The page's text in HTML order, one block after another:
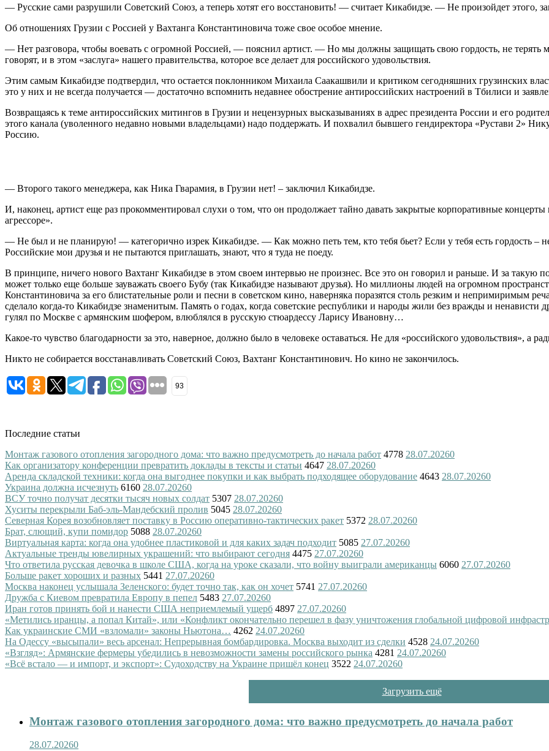
— Русские сами разрушили Советский Союз, а теперь хотят его восстановить! — считает Кикабидзе. — Не произойдет этого,
Об отношениях Грузии с Россией у Вахтанга Константиновича тоже свое особое мнение.
— Нет разговора, чтобы воевать с огромной Россией, — пояснил артист. — Но мы должны защищать свою гордость, не
говорят, и в этом «заслуга» нашего правительства, которое все делает для российского удовольствия.
Этим самым Кикабидзе подтвердил, что остается поклонником Михаила Саакашвили и критиком сегодняшних грузинских
это у них и не всегда получается — достаточно вспомнить недавнее обострение антироссийских настроений в Тбилиси и
Возвращаясь к теме антироссийских митингов в Грузии и нецензурных высказываниях в адрес президента России и его
этого канала (уволенного недавно новыми владельцами) надо поддержать. И похвалил бывшего гендиректора «Рустави 2»
Россию.
— Второго такого менеджера, как Ника Гварамия, в Грузии нет! – заключил Кикабидзе.
И, наконец, артист еще раз прокомментировал слухи о том, что он продолжает тайно давать закрытые корпоративные концерты
агрессоре».
— Не был и не планирую! — категорично изрек Кикабидзе. — Как можно петь тем, кто тебя бьет? Если у тебя есть гордость –
Российские мои друзья и не пытаются приглашать, знают, что я туда не поеду.
В принципе, ничего нового Вахтанг Кикабидзе в этом своем интервью не произнес. Все это он говорил и раньше. И за такую
может только еще больше зауважать своего Бубу (так Кикабидзе называют друзья). Но миллионы людей на огромном
Константиновича за его блистательные роли и песни в советском кино, наверняка поразятся столь резким и непримиримым
сделало когда-то Кикабидзе знаменитым. Память о годах, когда советские республики и народы жили без вражды и ненависти
гулял по Москве с армянским шофером, влюблялся в русскую стюардессу Ларису Ивановну…
Какое-то чувство благодарности за это, наверное, должно было в человеке оставаться. Не для «российского удовольствия»,
Никто не собирается восстанавливать Советский Союз, Вахтанг Константинович. Но кино не закончилось.
93
Последние статьи
Монтаж газового отопления загородного дома: что важно предусмотреть до начала работ 4778 28.07.20260
Как организатору конференции превратить доклады в тексты и статьи 4647 28.07.20260
Аренда складской техники: когда она выгоднее покупки и как выбрать подходящее оборудование 4643 28.07.20260
Украина должна исчезнуть 6160 28.07.20260
ВСУ точно получат десятки тысяч новых солдат 5307 28.07.20260
Хуситы перекрыли Баб-эль-Мандебский пролив 5045 28.07.20260
Северная Корея возобновляет поставку в Россию оперативно-тактических ракет 5372 28.07.20260
Брат, слющий, купи помидор 5088 28.07.20260
Виртуальная карта: когда она удобнее пластиковой и для каких задач подходит 5085 27.07.20260
Актуальные тренды ювелирных украшений: что выбирают сегодня 4475 27.07.20260
Что ответила русская девочка в школе США, когда на уроке сказали, что войну выиграли американцы 6060 27.07.20260
Больше ракет хороших и разных 5441 27.07.20260
Москва наконец услышала Зеленского: будет точно так, как он хочет 5741 27.07.20260
Дружба с Киевом превратила Европу в пепел 5483 27.07.20260
Иран готов принять бой и нанести США неприемлемый ущерб 4897 27.07.20260
«Метились иранцы, а попал Китай», или «Конфликт окончательно перешел в фазу уничтожения глобальной цифровой
Как украинские СМИ «взломали» законы Ньютона… 4262 24.07.20260
На Одессу «высыпали» весь арсенал: Непрерывная бомбардировка. Москва выходит из сделки 4528 24.07.20260
«Взгляд»: Армянские фермеры убедились в невозможности замены российского рынка 4281 24.07.20260
«Всё встало — и импорт, и экспорт»: Судоходству на Украине пришёл конец 3522 24.07.20260
Загрузить ещё
Монтаж газового отопления загородного дома: что важно предусмотреть до начала работ
28.07.20260